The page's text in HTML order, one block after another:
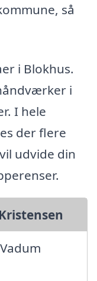
så
i Blokhus.
i
I hele
der flere
udvide din